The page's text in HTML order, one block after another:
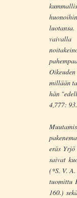
millään
hän
4,777:
eräs
saivat
(*S. V.
tuomittu
160.)